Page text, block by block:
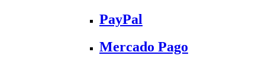
PayPal
Mercado Pago